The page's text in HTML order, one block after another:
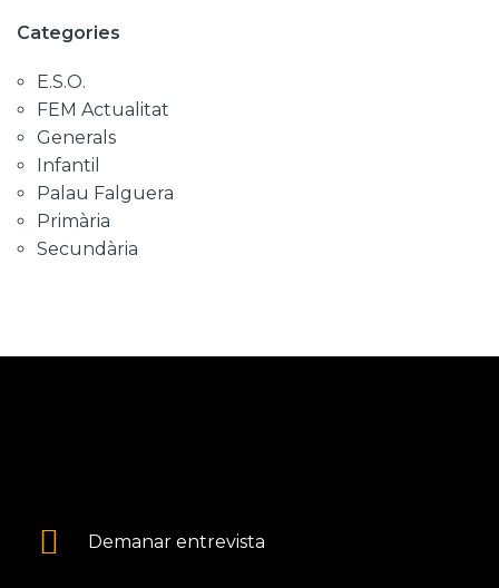
Categories
E.S.O.
FEM Actualitat
Generals
Infantil
Palau Falguera
Primària
Secundària
Demanar entrevista